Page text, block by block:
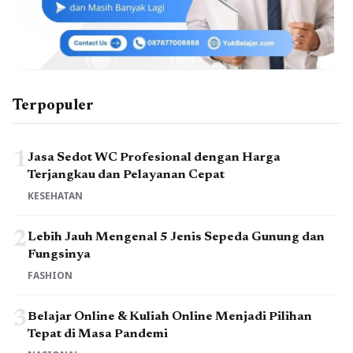
Terpopuler
1Jasa Sedot WC Profesional dengan Harga
Terjangkau dan Pelayanan Cepat
KESEHATAN
2Lebih Jauh Mengenal 5 Jenis Sepeda Gunung dan
Fungsinya
FASHION
3Belajar Online & Kuliah Online Menjadi Pilihan
Tepat di Masa Pandemi